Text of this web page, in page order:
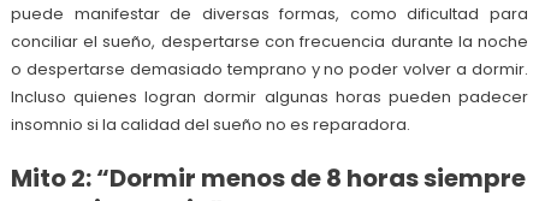
puede manifestar de diversas formas, como dificultad para
conciliar el sueño, despertarse con frecuencia durante la noche
o despertarse demasiado temprano y no poder volver a dormir.
Incluso quienes logran dormir algunas horas pueden padecer
insomnio si la calidad del sueño no es reparadora.
Mito 2: “Dormir menos de 8 horas siempre